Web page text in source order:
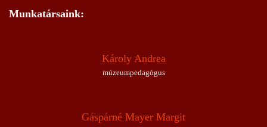
Munkatársaink:
Károly Andrea
múzeumpedagógus
Gáspárné Mayer Margit